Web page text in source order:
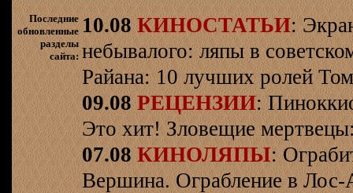
Последние
обновленные
разделы
сайта:
10.08 КИНОСТАТЬИ:
небывалого: ляпы в
Райана: 10 лучших ролей
09.08 РЕЦЕНЗИИ:
Это хит! Зловещие
07.08 КИНОЛЯПЫ:
Вершина. Ограбление в